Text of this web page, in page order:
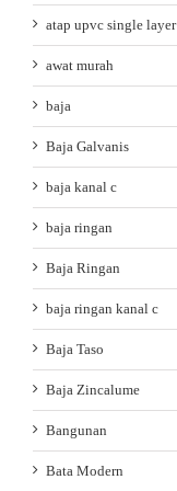
atap upvc single layer
awat murah
baja
Baja Galvanis
baja kanal c
baja ringan
Baja Ringan
baja ringan kanal c
Baja Taso
Baja Zincalume
Bangunan
Bata Modern